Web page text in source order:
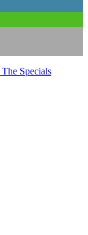
The Specials